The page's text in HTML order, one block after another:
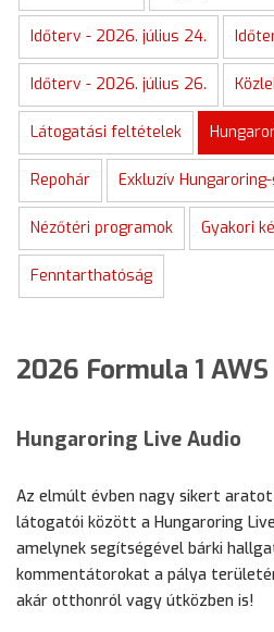
Időterv - 2026. július 24.
Időterv - 2026. július 26.
Látogatási feltételek
Repohár Exkluzív
Nézőtéri programok Gyakori
Fenntarthatóság
2026 Formula 1
Hungaroring Live Audio
Az elmúlt évben nagy sikert
látogatói között a Hungaroring
amelynek segítségével bárki
kommentátorokat a pálya
akár otthonról vagy útközben is!